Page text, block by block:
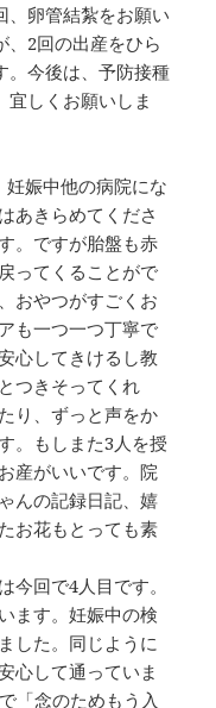
、卵管結紮をお願い
、2回の出産をひら
。今後は、予防接種
宜しくお願いしま
娠中他の病院にな
あきらめてくださ
。ですが胎盤も赤
ってくることがで
おやつがすごくお
も一つ一つ丁寧で
心してきけるし教
つきそってくれ
り、ずっと声をか
。もしまた3人を授
産がいいです。院
んの記録日記、嬉
お花もとっても素
今回で4人目です。
ます。妊娠中の検
した。同じように
心して通っていま
「念のためもう入